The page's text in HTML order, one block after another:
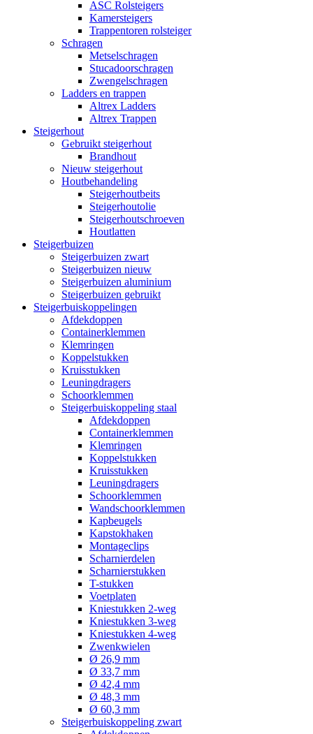
ASC Rolsteigers
Kamersteigers
Trappentoren rolsteiger
Schragen
Metselschragen
Stucadoorschragen
Zwengelschragen
Ladders en trappen
Altrex Ladders
Altrex Trappen
Steigerhout
Gebruikt steigerhout
Brandhout
Nieuw steigerhout
Houtbehandeling
Steigerhoutbeits
Steigerhoutolie
Steigerhoutschroeven
Houtlatten
Steigerbuizen
Steigerbuizen zwart
Steigerbuizen nieuw
Steigerbuizen aluminium
Steigerbuizen gebruikt
Steigerbuiskoppelingen
Afdekdoppen
Containerklemmen
Klemringen
Koppelstukken
Kruisstukken
Leuningdragers
Schoorklemmen
Steigerbuiskoppeling staal
Afdekdoppen
Containerklemmen
Klemringen
Koppelstukken
Kruisstukken
Leuningdragers
Schoorklemmen
Wandschoorklemmen
Kapbeugels
Kapstokhaken
Montageclips
Scharnierdelen
Scharnierstukken
T-stukken
Voetplaten
Kniestukken 2-weg
Kniestukken 3-weg
Kniestukken 4-weg
Zwenkwielen
Ø 26,9 mm
Ø 33,7 mm
Ø 42,4 mm
Ø 48,3 mm
Ø 60,3 mm
Steigerbuiskoppeling zwart